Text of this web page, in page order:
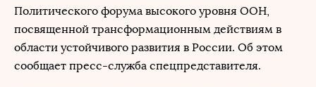
Политического форума высокого уровня ООН,
посвященной трансформационным действиям в
области устойчивого развития в России. Об этом
сообщает пресс-служба спецпредставителя.